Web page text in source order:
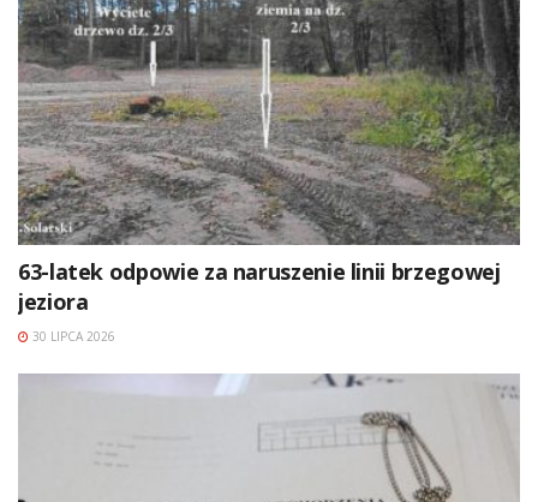
63-latek odpowie za naruszenie linii brzegowej
jeziora
30 LIPCA 2026